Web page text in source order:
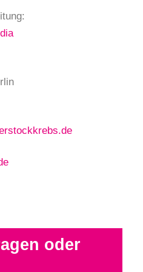
oder